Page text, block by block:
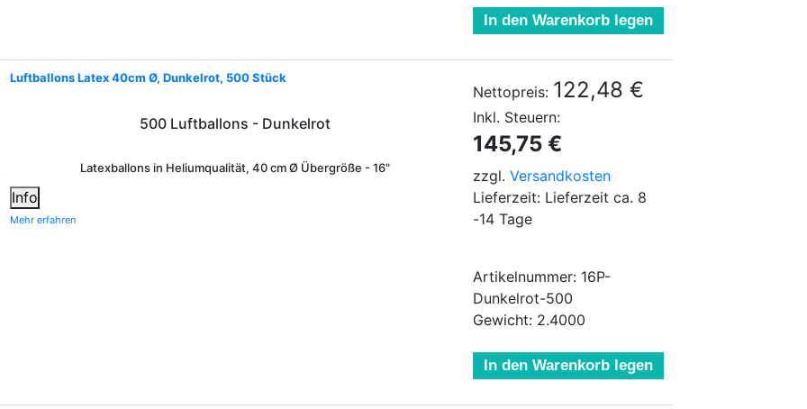
In den Warenkorb legen
Luftballons Latex 40cm Ø, Dunkelrot, 500 Stück
500 Luftballons - Dunkelrot
Latexballons in Heliumqualität, 40 cm Ø Übergröße - 16"
Info
Mehr erfahren
Nettopreis: 122,48 €
Inkl. Steuern:
145,75 €
zzgl. Versandkosten
Lieferzeit: Lieferzeit ca. 8
-14 Tage
Artikelnummer: 16P-
Dunkelrot-500
Gewicht: 2.4000
In den Warenkorb legen